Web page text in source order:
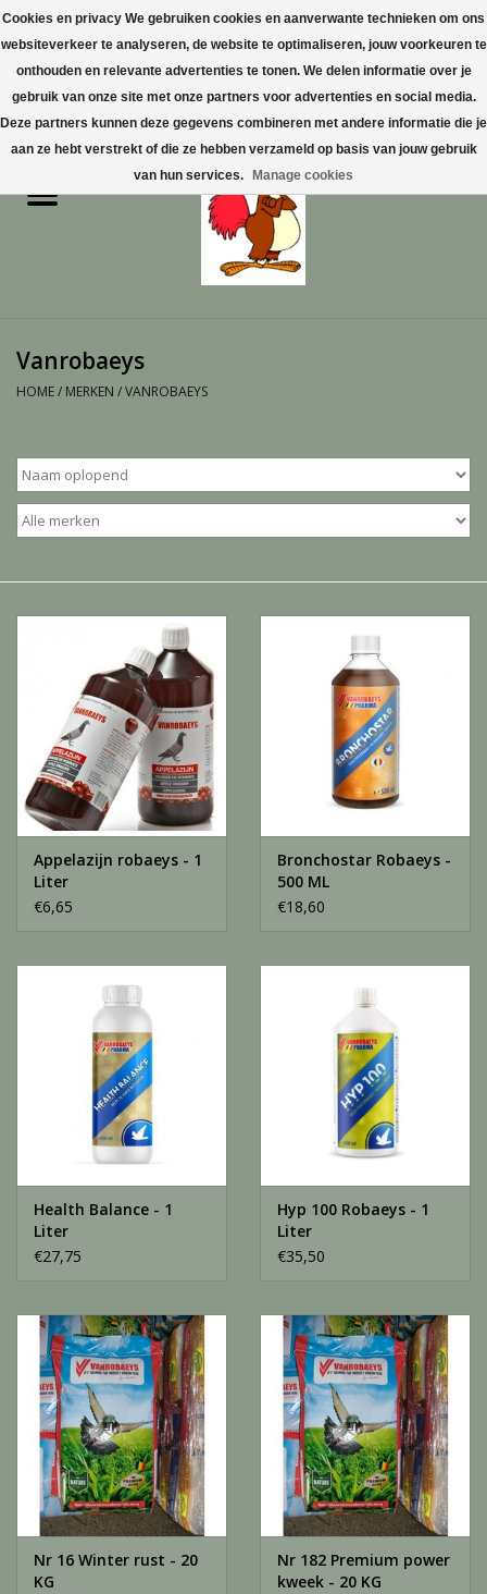
0 Artikelen - €0,00
Home
Vogelproducten aanschaffen
Katten
Hoefdieren
Diversen producten
Tuin Benodigdheden
Vissen
Vanrobaeys
HOME/ MERKEN /VANROBAEYS
Appelazijn robaeys - 1
Liter
€6,65
Bronchostar Robaeys -
500 ML
€18,60
Health Balance - 1
Liter
€27,75
Hyp 100 Robaeys - 1
Liter
€35,50
Nr 16 Winter rust - 20
KG
Nr 182 Premium power
kweek - 20 KG
Cookies en privacy We gebruiken cookies en aanverwante technieken om ons
websiteverkeer te analyseren, de website te optimaliseren, jouw voorkeuren te
onthouden en relevante advertenties te tonen. We delen informatie over je
gebruik van onze site met onze partners voor advertenties en social media.
Deze partners kunnen deze gegevens combineren met andere informatie die je
aan ze hebt verstrekt of die ze hebben verzameld op basis van jouw gebruik
van hun services.
Manage cookies